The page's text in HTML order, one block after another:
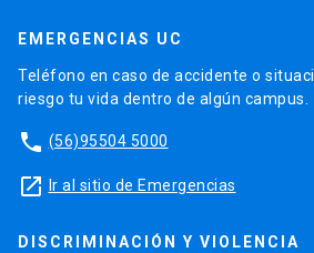
EMERGENCIAS UC
Teléfono en caso de accidente o
riesgo tu vida dentro de algún campus.
phone (56)95504 5000
launch Ir al sitio de Emergencias
DISCRIMINACIÓN Y VIOLENCIA